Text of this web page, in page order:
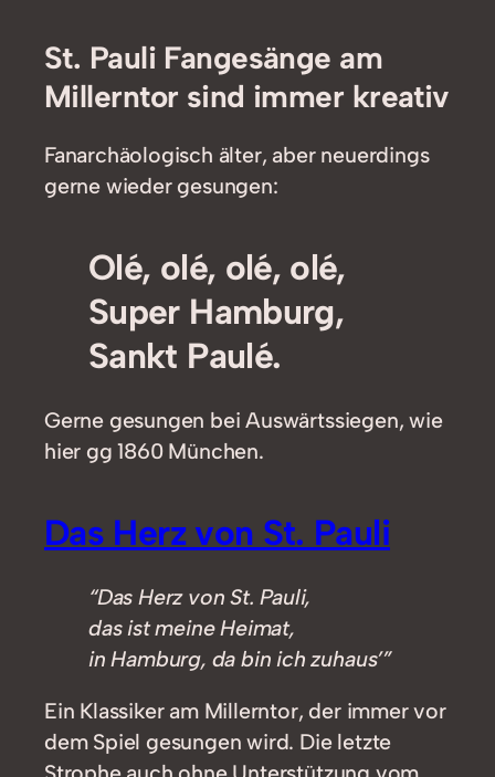
St. Pauli Fangesänge am
Millerntor sind immer kreativ
Fanarchäologisch älter, aber neuerdings
gerne wieder gesungen:
Olé, olé, olé, olé,
Super Hamburg,
Sankt Paulé.
Gerne gesungen bei Auswärtssiegen, wie
hier gg 1860 München.
Das Herz von St. Pauli
“Das Herz von St. Pauli,
das ist meine Heimat,
in Hamburg, da bin ich zuhaus’”
Ein Klassiker am Millerntor, der immer vor
dem Spiel gesungen wird. Die letzte